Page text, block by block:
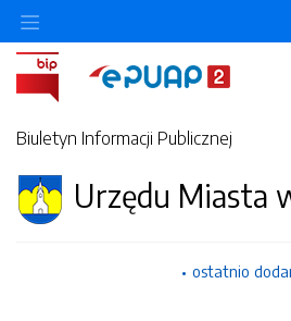
Biuletyn Informacji Publicznej
Urzędu Miasta
ostatnio